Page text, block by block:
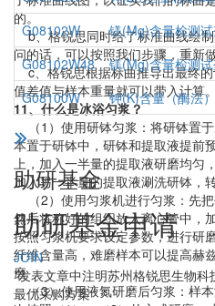
的。
b、格锐思同时给了标准曲线绘
问的话，可以按照我们步骤，重新做
c、格锐思根据标曲推导出最终
值差值与样本重量就可以带入计算
11、什么是冰浴匀浆？
（1）使用研钵匀浆：将研钵置
本置于研钵中，研钵和提取液提前
上，加入一半量的提取液研磨均匀
加入另一半量的提取液涮洗研钵，
（2）使用匀浆机进行匀浆：先
然后将称好的组织放入离心管中，
按照匀浆机要求设定参数，进行研
纤维含量高，难磨样本可以提高赫
磨
（3）使用液氮研磨后匀浆：样本
G08102W
镁(Mg)含量检测
G08102W48
镁(Mg)含量检测
G08100W
钾(K)含量（酶法
助研基金
助研基金申请
JOIN
*发表文章中注明苏州格锐思生物科
最优采购方案